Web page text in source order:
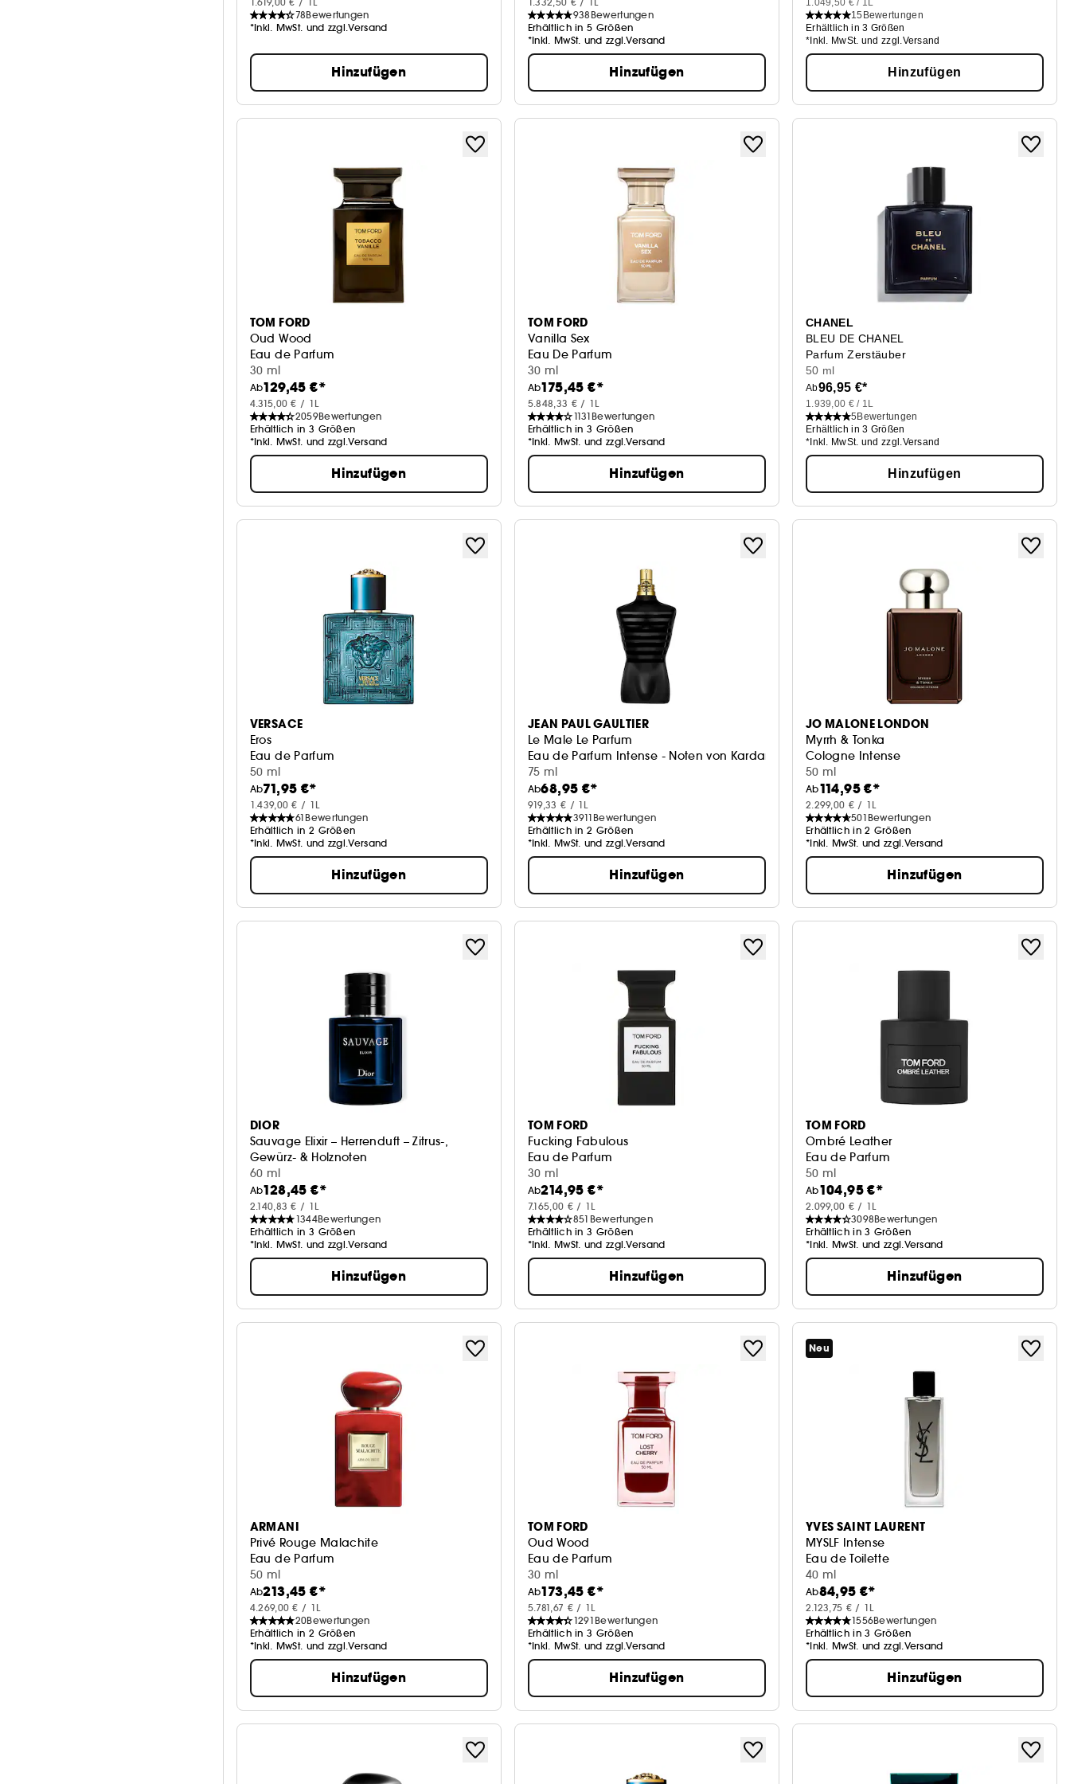
78Bewertungen
*Inkl. MwSt. und zzgl.Versand
Hinzufügen
938 Bewertungen
Erhältlich in 5 Größen
*Inkl. MwSt. und zzgl.Versand
Hinzufügen
1.049,50 € / 1L
15 Bewertungen
Erhältlich in 3 Größen
*Inkl. MwSt. und zzgl.Versand
Hinzufügen
TOM FORD
Oud Wood
Eau de Parfum
30 ml
Ab129,45 €*
4.315,00 € / 1L
2059Bewertungen
Erhältlich in 3 Größen
*Inkl. MwSt. und zzgl.Versand
Hinzufügen
TOM FORD
Vanilla Sex
Eau De Parfum
30 ml
Ab175,45 €*
5.848,33 € / 1L
1131 Bewertungen
Erhältlich in 3 Größen
*Inkl. MwSt. und zzgl.Versand
Hinzufügen
CHANEL
BLEU DE CHANEL
Parfum Zerstäuber
50 ml
Ab96,95 €*
1.939,00 € / 1L
5 Bewertungen
Erhältlich in 3 Größen
*Inkl. MwSt. und zzgl.Versand
Hinzufügen
VERSACE
Eros
Eau de Parfum
50 ml
Ab71,95 €*
1.439,00 € / 1L
61 Bewertungen
Erhältlich in 2 Größen
*Inkl. MwSt. und zzgl.Versand
Hinzufügen
JEAN PAUL GAULTIER
Le Male Le Parfum
Eau de Parfum Intense - Noten von Kardamom, Lavendel & Iris
75 ml
Ab68,95 €*
919,33 € / 1L
3911 Bewertungen
Erhältlich in 2 Größen
*Inkl. MwSt. und zzgl.Versand
Hinzufügen
JO MALONE LONDON
Myrrh & Tonka
Cologne Intense
50 ml
Ab114,95 €*
2.299,00 € / 1L
501 Bewertungen
Erhältlich in 2 Größen
*Inkl. MwSt. und zzgl.Versand
Hinzufügen
DIOR
Sauvage Elixir – Herrenduft – Zitrus-,
Gewürz- & Holznoten
60 ml
Ab128,45 €*
2.140,83 € / 1L
1344Bewertungen
Erhältlich in 3 Größen
*Inkl. MwSt. und zzgl.Versand
Hinzufügen
TOM FORD
Fucking Fabulous
Eau de Parfum
30 ml
Ab214,95 €*
7.165,00 € / 1L
851 Bewertungen
Erhältlich in 3 Größen
*Inkl. MwSt. und zzgl.Versand
Hinzufügen
TOM FORD
Ombré Leather
Eau de Parfum
50 ml
Ab104,95 €*
2.099,00 € / 1L
3098Bewertungen
Erhältlich in 3 Größen
*Inkl. MwSt. und zzgl.Versand
Hinzufügen
ARMANI
Privé Rouge Malachite
Eau de Parfum
50 ml
Ab213,45 €*
4.269,00 € / 1L
20Bewertungen
Erhältlich in 2 Größen
*Inkl. MwSt. und zzgl.Versand
Hinzufügen
TOM FORD
Oud Wood
Eau de Parfum
30 ml
Ab173,45 €*
5.781,67 € / 1L
1291 Bewertungen
Erhältlich in 3 Größen
*Inkl. MwSt. und zzgl.Versand
Hinzufügen
Neu
YVES SAINT LAURENT
MYSLF Intense
Eau de Toilette
40 ml
Ab84,95 €*
2.123,75 € / 1L
1556Bewertungen
Erhältlich in 3 Größen
*Inkl. MwSt. und zzgl.Versand
Hinzufügen